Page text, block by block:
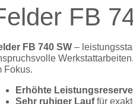
FB
FB 740 SW–
Fokus.
Erhöhte
Sehr ruhiger Lauffür